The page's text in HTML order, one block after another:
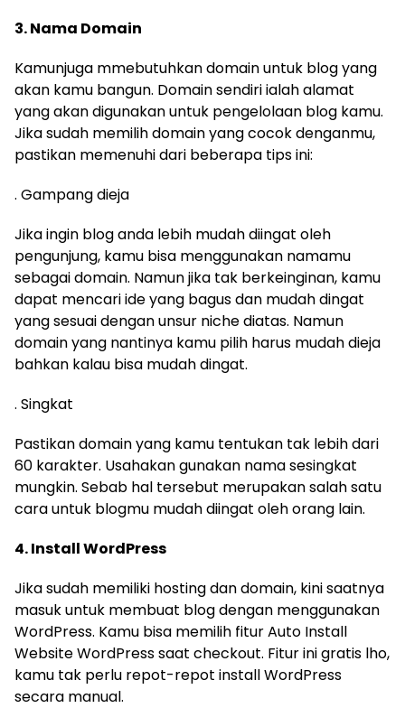
3. Nama Domain
Kamunjuga mmebutuhkan domain untuk blog yang
akan kamu bangun. Domain sendiri ialah alamat
yang akan digunakan untuk pengelolaan blog kamu.
Jika sudah memilih domain yang cocok denganmu,
pastikan memenuhi dari beberapa tips ini:
. Gampang dieja
Jika ingin blog anda lebih mudah diingat oleh
pengunjung, kamu bisa menggunakan namamu
sebagai domain. Namun jika tak berkeinginan, kamu
dapat mencari ide yang bagus dan mudah dingat
yang sesuai dengan unsur niche diatas. Namun
domain yang nantinya kamu pilih harus mudah dieja
bahkan kalau bisa mudah dingat.
. Singkat
Pastikan domain yang kamu tentukan tak lebih dari
60 karakter. Usahakan gunakan nama sesingkat
mungkin. Sebab hal tersebut merupakan salah satu
cara untuk blogmu mudah diingat oleh orang lain.
4. Install WordPress
Jika sudah memiliki hosting dan domain, kini saatnya
masuk untuk membuat blog dengan menggunakan
WordPress. Kamu bisa memilih fitur Auto Install
Website WordPress saat checkout. Fitur ini gratis lho,
kamu tak perlu repot-repot install WordPress
secara manual.